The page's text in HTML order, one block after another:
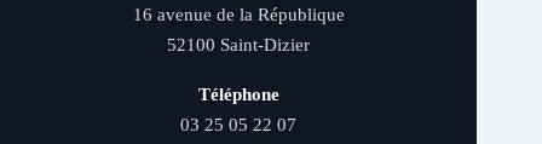
16 avenue de la République
52100 Saint-Dizier
Téléphone
03 25 05 22 07